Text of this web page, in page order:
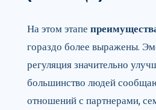
На этом этапе
гораздо более выражены.
регуляция значительно
большинство людей
отношений с партнерами,